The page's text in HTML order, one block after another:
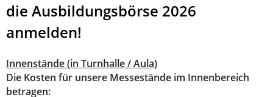
die Ausbildungsbörse 2026
anmelden!
Innenstände (in Turnhalle / Aula)
Die Kosten für unsere Messestände im Innenbereich
betragen: